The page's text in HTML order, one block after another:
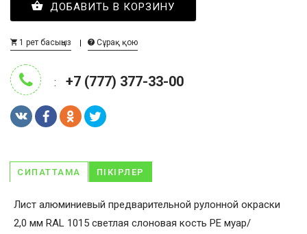
ДОБАВИТЬ В КОРЗИНУ
1 рет басыңыз Сұрақ қою
: +7 (777) 377-33-00
СИПАТТАМА ПІКІРЛЕР
Лист алюминиевый предварительной рулонной окраски
2,0 мм RAL 1015 светлая слоновая кость PE муар/